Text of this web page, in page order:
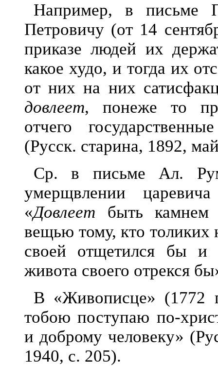
Например, в письме
Петровичу (от 14
приказе людей их
какое худо, и тогда их отс
от них на них
довлеет, понеже то
отчего
(Русск. старина, 1892,
Ср. в письме Ал.
умерщвлении
«Довлеет быть
вещью тому, кто толиких
своей отщетился бы и
живота своего отрекся
В «Живописце»
тобою поступаю по-
и доброму человеку»
1940, с. 205).